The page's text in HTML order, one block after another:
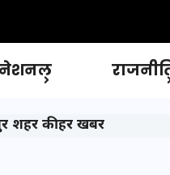
शहर की हर खबर